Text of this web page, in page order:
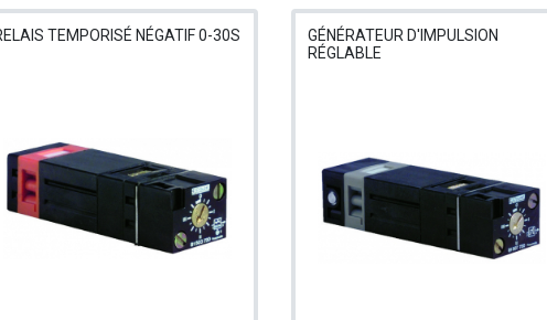
TEMPORISÉ NÉGATIF 0-30S
GÉNÉRATEUR D'IMPULSION
RÉGLABLE